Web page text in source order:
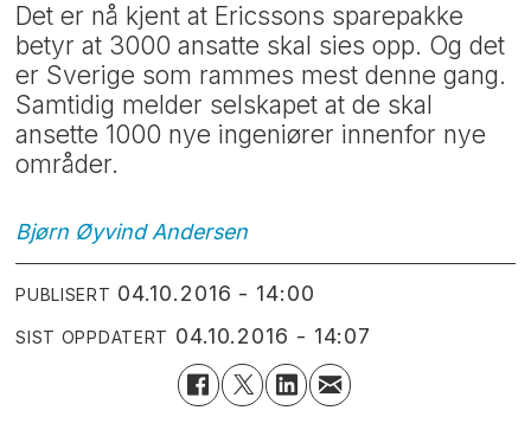
Det er nå kjent at Ericssons sparepakke
betyr at 3000 ansatte skal sies opp. Og det
er Sverige som rammes mest denne gang.
Samtidig melder selskapet at de skal
ansette 1000 nye ingeniører innenfor nye
områder.
Bjørn Øyvind Andersen
PUBLISERT 04.10.2016 - 14:00
SIST OPPDATERT 04.10.2016 - 14:07